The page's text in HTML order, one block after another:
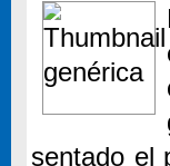
sentado el